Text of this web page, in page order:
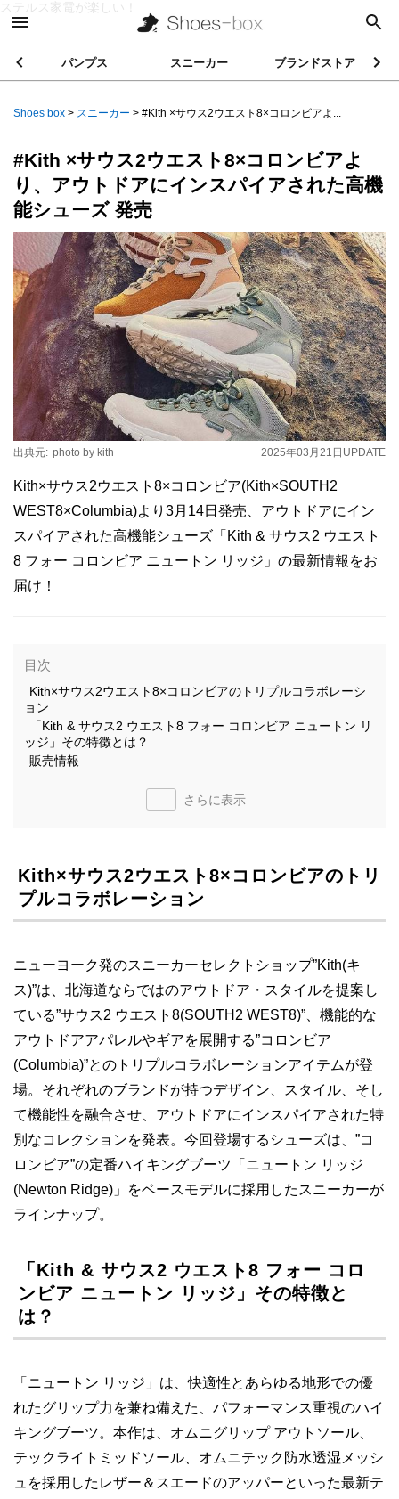
ステルス家電が楽しい！
パンプス スニーカー ブランドストア
Shoes box > スニーカー > #Kith ×サウス2ウエスト8×コロンビアよ...
#Kith ×サウス2ウエスト8×コロンビアよ
り、アウトドアにインスパイアされた高機
能シューズ 発売
2025年03月21日 UPDATE
出典元: photo by kith
Kith×サウス2ウエスト8×コロンビア(Kith×SOUTH2
WEST8×Columbia)より3月14日発売、アウトドアにイン
スパイアされた高機能シューズ「Kith & サウス2 ウエスト
8 フォー コロンビア ニュートン リッジ」の最新情報をお
届け！
目次
Kith×サウス2ウエスト8×コロンビアのトリプルコラボレーシ
ョン
「Kith & サウス2 ウエスト8 フォー コロンビア ニュートン リ
ッジ」その特徴とは？
販売情報
さらに表示
Kith×サウス2ウエスト8×コロンビアのトリ
プルコラボレーション
ニューヨーク発のスニーカーセレクトショップ”Kith(キ
ス)”は、北海道ならではのアウトドア・スタイルを提案し
ている”サウス2 ウエスト8(SOUTH2 WEST8)”、機能的な
アウトドアアパレルやギアを展開する”コロンビア
(Columbia)”とのトリプルコラボレーションアイテムが登
場。それぞれのブランドが持つデザイン、スタイル、そし
て機能性を融合させ、アウトドアにインスパイアされた特
別なコレクションを発表。今回登場するシューズは、”コ
ロンビア”の定番ハイキングブーツ「ニュートン リッジ
(Newton Ridge)」をベースモデルに採用したスニーカーが
ラインナップ。
「Kith & サウス2 ウエスト8 フォー コロ
ンビア ニュートン リッジ」その特徴と
は？
「ニュートン リッジ」は、快適性とあらゆる地形での優
れたグリップ力を兼ね備えた、パフォーマンス重視のハイ
キングブーツ。本作は、オムニグリップ アウトソール、
テックライトミッドソール、オムニテック防水透湿メッシ
ュを採用したレザー＆スエードのアッパーといった最新テ